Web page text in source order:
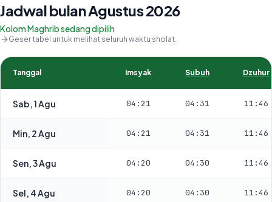
Jadwal bulan Agustus 2026
Kolom Maghrib sedang dipilih
Geser tabel untuk melihat seluruh waktu sholat.
Tanggal Imsyak Subuh Dzuhur
Sab, 1 Agu 04:21 04:31 11:46
Min, 2 Agu 04:21 04:31 11:46
Sen, 3 Agu 04:20 04:30 11:46
Sel, 4 Agu 04:20 04:30 11:46